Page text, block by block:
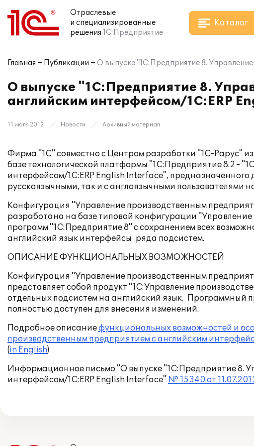
Отраслевые
и специализированные
решения 1С:Предприятие
Каталог
Главная Публикации О выпуске "1С:Предприятие 8.
О выпуске "1С:Предприятие 8.
английским интерфейсом/1C:ERP
11 июля 2012 Новости Архивный материал
Фирма "1С" совместно с Центром разработки "1С-Рарус"
базе технологической платформы "1С:Предприятие 8.2 -
интерфейсом/1C:ERP English Interface",
русскоязычными, так и с англоязычными пользователями
Конфигурация "Управление производственным
разработана на базе типовой конфигурации
программ "1С:Предприятие 8" с сохранением всех
английский язык интерфейсы ряда подсистем.
ОПИСАНИЕ ФУНКЦИОНАЛЬНЫХ ВОЗМОЖНОСТЕЙ
Конфигурация "Управление производственным
представляет собой продукт "1С:Управление
отдельных подсистем на английский язык. Программный
полностью доступен для внесения изменений.
Подробное описаниефункциональных возможностей и
производственным предприятием с английским
(in English)
Информационное письмо "О выпуске "1С:Предприятие 8.
интерфейсом/1C:ERP English Interface" № 15340 от